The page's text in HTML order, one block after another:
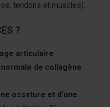
tendons et muscles).
?
articulaire.
de collagène
ossature et d’une